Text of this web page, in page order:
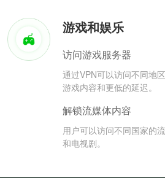
游戏和娱乐
访问游戏服务器
通过VPN可以访问不同地
游戏内容和更低的延迟。
解锁流媒体内容
用户可以访问不同国家的
和电视剧。